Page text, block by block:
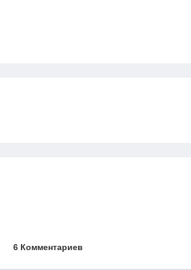
6 Комментариев